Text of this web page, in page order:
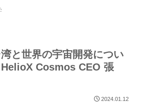
湾と世界の宇宙開発につい
Cosmos CEO 張
2024.01.12